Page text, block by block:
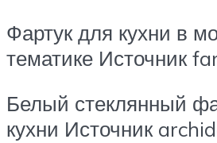
Фартук для кухни в
тематике Источник
Белый стеклянный
кухни Источник